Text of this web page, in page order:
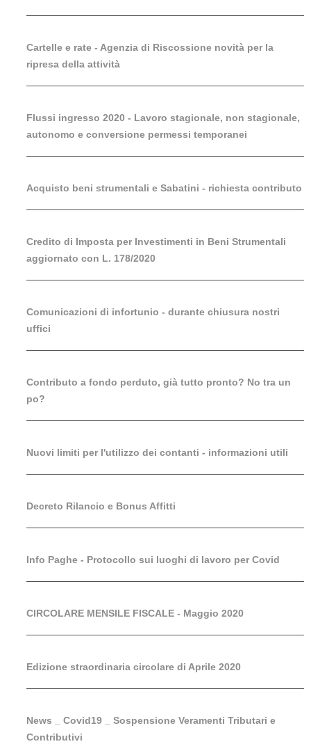
Cartelle e rate - Agenzia di Riscossione novità per la
ripresa della attività
Flussi ingresso 2020 - Lavoro stagionale, non stagionale,
autonomo e conversione permessi temporanei
Acquisto beni strumentali e Sabatini - richiesta contributo
Credito di Imposta per Investimenti in Beni Strumentali
aggiornato con L. 178/2020
Comunicazioni di infortunio - durante chiusura nostri
uffici
Contributo a fondo perduto, già tutto pronto? No tra un
po?
Nuovi limiti per l'utilizzo dei contanti - informazioni utili
Decreto Rilancio e Bonus Affitti
Info Paghe - Protocollo sui luoghi di lavoro per Covid
CIRCOLARE MENSILE FISCALE - Maggio 2020
Edizione straordinaria circolare di Aprile 2020
News _ Covid19 _ Sospensione Veramenti Tributari e
Contributivi